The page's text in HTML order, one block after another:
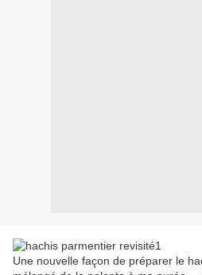
Une nouvelle façon de préparer le